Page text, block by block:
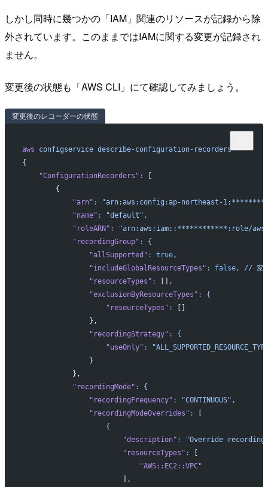
しかし同時に幾つかの「IAM」関連のリソースが記録から除
外されています。このままではIAMに関する変更が記録され
ません。
変更後の状態も「AWS CLI」にて確認してみましょう。
変更後のレコーダーの状態
aws configservice describe-configuration-recorders
{
    "ConfigurationRecorders"
:
[
        {
            "arn"
:
"arn:aws:config:ap-northeast-
            "name"
:
"default",
            "roleARN"
:
"arn:aws:iam::************:role/aws-
            "recordingGroup"
:
{
                "allSupported"
: true,
                "includeGlobalResourceTypes"
: false, // 変
                "resourceTypes"
:
[],
                "exclusionByResourceTypes"
:
{
                    "resourceTypes"
:
[]
                },
                "recordingStrategy"
:
{
                    "useOnly"
:
                }
            },
            "recordingMode"
:
{
                "recordingFrequency"
:
"CONTINUOUS",
                "recordingModeOverrides"
:
[
                    {
                        "description"
:
"Override
                        "resourceTypes"
:
[
                            "AWS::EC2::VPC"
                        ],